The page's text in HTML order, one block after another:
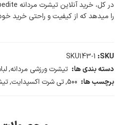
را میدهد که از کیفیت و راحتی خرید
SKU:
SKU143-1
دسته بندی ها: تیشرت ورزشی مردانه,
برچسب ها: 500
,تی شرت اکسپدایت,